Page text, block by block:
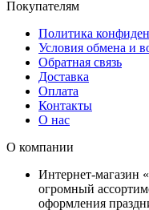
Покупателям
Политика
Условия обмена и
Обратная связь
Доставка
Оплата
Контакты
О нас
О компании
Интернет-магазин
огромный
оформления